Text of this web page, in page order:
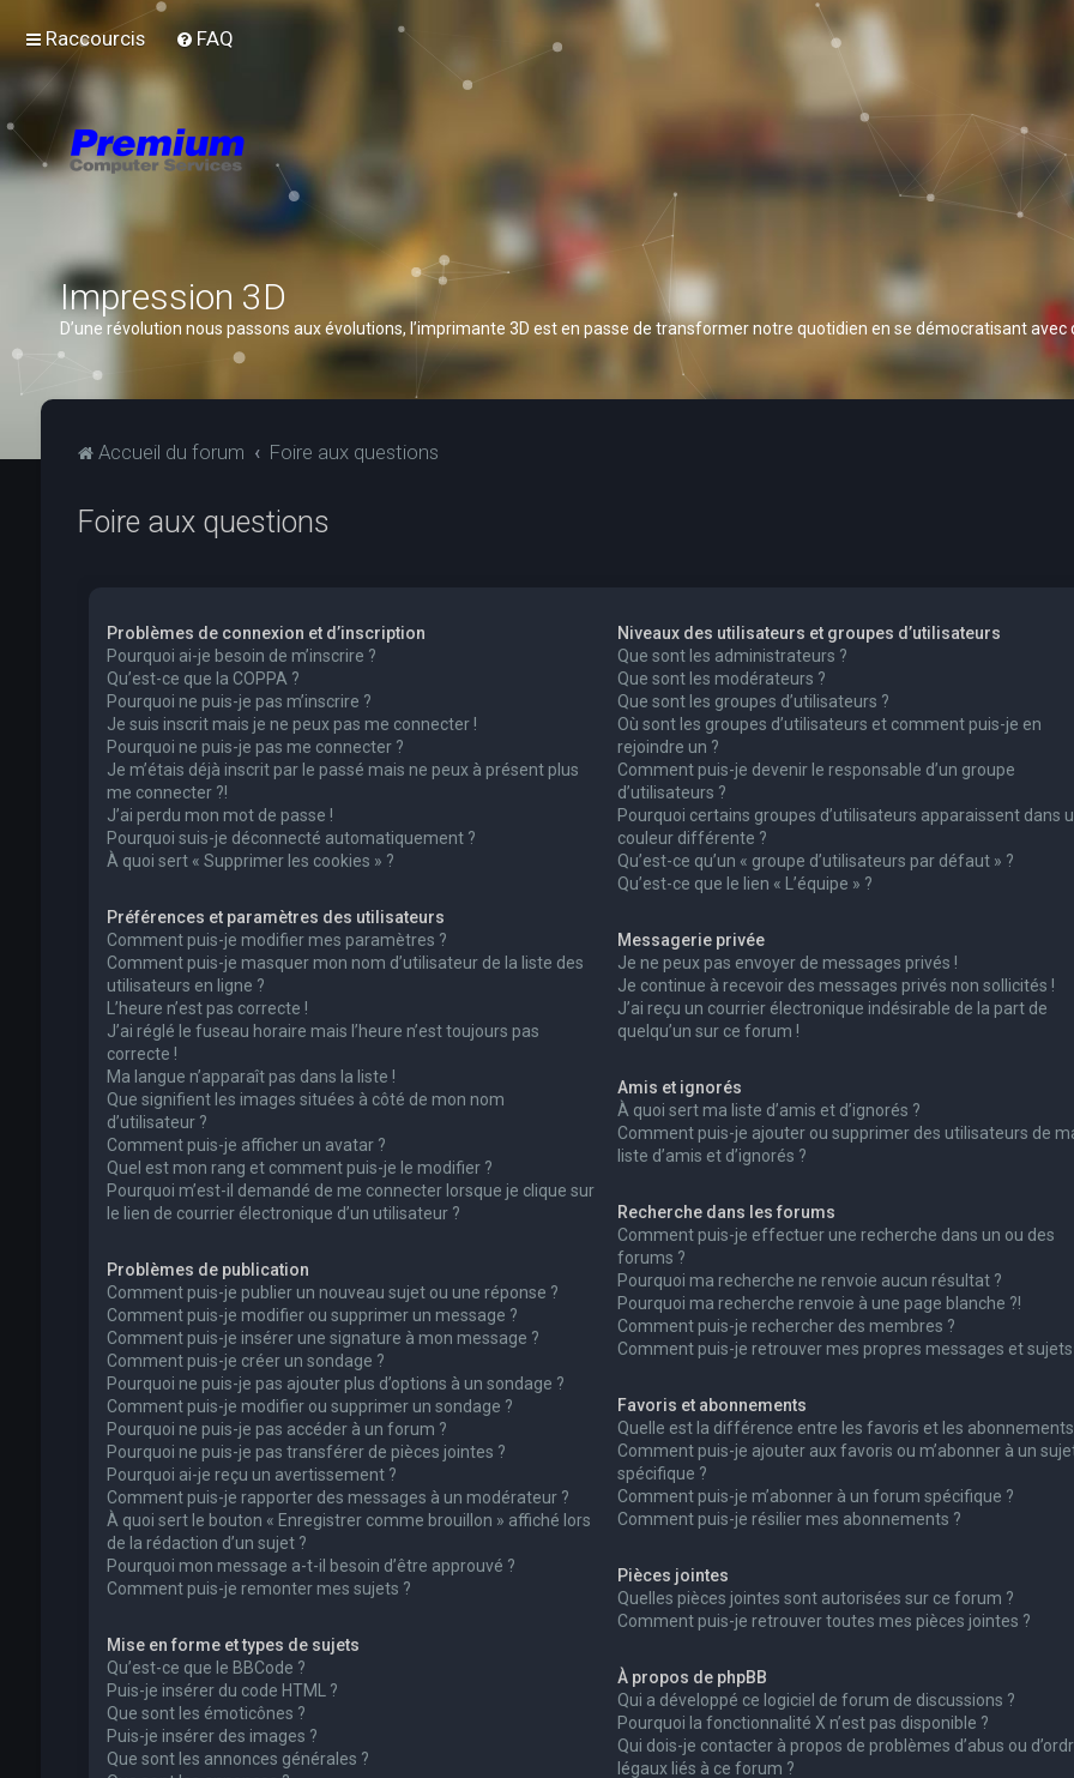
Raccourcis FAQ
Impression 3D
D’une révolution nous passons aux évolutions, l’imprimante 3D est en passe de transformer notre quotidien en se démocratisant
Accueil du forum Foire aux questions
Foire aux questions
Problèmes de connexion et d’inscription
Pourquoi ai-je besoin de m’inscrire ?
Qu’est-ce que la COPPA ?
Pourquoi ne puis-je pas m’inscrire ?
Je suis inscrit mais je ne peux pas me connecter !
Pourquoi ne puis-je pas me connecter ?
Je m’étais déjà inscrit par le passé mais ne peux à présent plus
me connecter ?!
J’ai perdu mon mot de passe !
Pourquoi suis-je déconnecté automatiquement ?
À quoi sert « Supprimer les cookies » ?
Préférences et paramètres des utilisateurs
Comment puis-je modifier mes paramètres ?
Comment puis-je masquer mon nom d’utilisateur de la liste des
utilisateurs en ligne ?
L’heure n’est pas correcte !
J’ai réglé le fuseau horaire mais l’heure n’est toujours pas
correcte !
Ma langue n’apparaît pas dans la liste !
Que signifient les images situées à côté de mon nom
d’utilisateur ?
Comment puis-je afficher un avatar ?
Quel est mon rang et comment puis-je le modifier ?
Pourquoi m’est-il demandé de me connecter lorsque je clique sur
le lien de courrier électronique d’un utilisateur ?
Problèmes de publication
Comment puis-je publier un nouveau sujet ou une réponse ?
Comment puis-je modifier ou supprimer un message ?
Comment puis-je insérer une signature à mon message ?
Comment puis-je créer un sondage ?
Pourquoi ne puis-je pas ajouter plus d’options à un sondage ?
Comment puis-je modifier ou supprimer un sondage ?
Pourquoi ne puis-je pas accéder à un forum ?
Pourquoi ne puis-je pas transférer de pièces jointes ?
Pourquoi ai-je reçu un avertissement ?
Comment puis-je rapporter des messages à un modérateur ?
À quoi sert le bouton « Enregistrer comme brouillon » affiché lors
de la rédaction d’un sujet ?
Pourquoi mon message a-t-il besoin d’être approuvé ?
Comment puis-je remonter mes sujets ?
Mise en forme et types de sujets
Qu’est-ce que le BBCode ?
Puis-je insérer du code HTML ?
Que sont les émoticônes ?
Puis-je insérer des images ?
Que sont les annonces générales ?
Niveaux des utilisateurs et groupes d’utilisateurs
Que sont les administrateurs ?
Que sont les modérateurs ?
Que sont les groupes d’utilisateurs ?
Où sont les groupes d’utilisateurs et comment puis-je en
rejoindre un ?
Comment puis-je devenir le responsable d’un groupe
d’utilisateurs ?
Pourquoi certains groupes d’utilisateurs apparaissent dans
couleur différente ?
Qu’est-ce qu’un « groupe d’utilisateurs par défaut » ?
Qu’est-ce que le lien « L’équipe » ?
Messagerie privée
Je ne peux pas envoyer de messages privés !
Je continue à recevoir des messages privés non sollicités !
J’ai reçu un courrier électronique indésirable de la part de
quelqu’un sur ce forum !
Amis et ignorés
À quoi sert ma liste d’amis et d’ignorés ?
Comment puis-je ajouter ou supprimer des utilisateurs de
liste d’amis et d’ignorés ?
Recherche dans les forums
Comment puis-je effectuer une recherche dans un ou des
forums ?
Pourquoi ma recherche ne renvoie aucun résultat ?
Pourquoi ma recherche renvoie à une page blanche ?!
Comment puis-je rechercher des membres ?
Comment puis-je retrouver mes propres messages et sujets
Favoris et abonnements
Quelle est la différence entre les favoris et les abonnements
Comment puis-je ajouter aux favoris ou m’abonner à un
spécifique ?
Comment puis-je m’abonner à un forum spécifique ?
Comment puis-je résilier mes abonnements ?
Pièces jointes
Quelles pièces jointes sont autorisées sur ce forum ?
Comment puis-je retrouver toutes mes pièces jointes ?
À propos de phpBB
Qui a développé ce logiciel de forum de discussions ?
Pourquoi la fonctionnalité X n’est pas disponible ?
Qui dois-je contacter à propos de problèmes d’abus ou
légaux liés à ce forum ?